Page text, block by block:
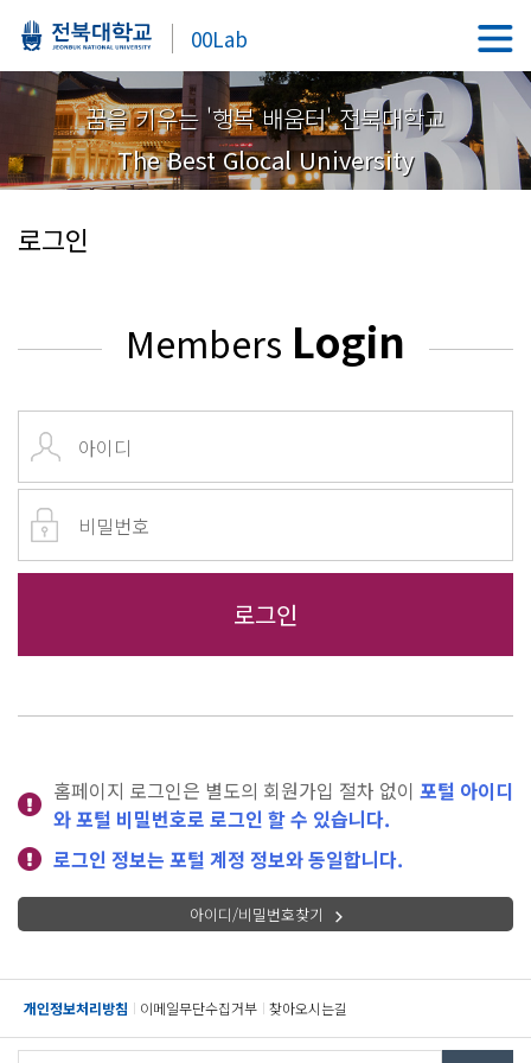
00Lab
꿈을 키우는 '행복 배움터' 전북대학교
The Best Glocal University
로그인
Members Login
홈페이지 로그인은 별도의 회원가입 절차 없이 포털 아이디
와 포털 비밀번호로 로그인 할 수 있습니다.
로그인 정보는 포털 계정 정보와 동일합니다.
아이디/비밀번호찾기
개인정보처리방침 이메일무단수집거부 찾아오시는길